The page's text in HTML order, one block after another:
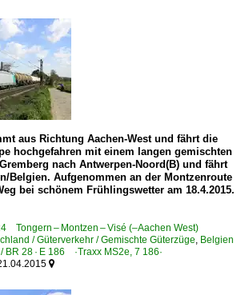
aus Richtung Aachen-West und fährt die
hochgefahren mit einem langen gemischten
nach Antwerpen-Noord(B) und fährt
Belgien. Aufgenommen an der Montzenroute
bei schönem Frühlingswetter am 18.4.2015.
Tongern – Montzen – Visé (–Aachen West)
/ Güterverkehr / Gemischte Güterzüge, Belgien
BR 28 · E 186 ·Traxx MS2e, 7 186·
